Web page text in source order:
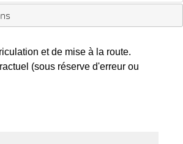
et de mise à la route.
(sous réserve d'erreur ou